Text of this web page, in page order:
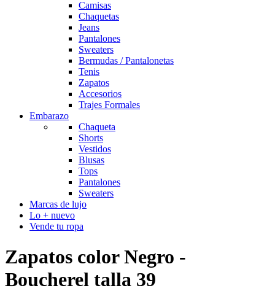
Camisas
Chaquetas
Jeans
Pantalones
Sweaters
Bermudas / Pantalonetas
Tenis
Zapatos
Accesorios
Trajes Formales
Embarazo
Chaqueta
Shorts
Vestidos
Blusas
Tops
Pantalones
Sweaters
Marcas de lujo
Lo + nuevo
Vende tu ropa
Zapatos color Negro -
Boucherel talla 39